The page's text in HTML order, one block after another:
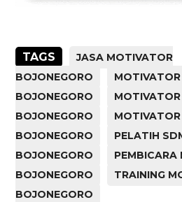
TAGS
JASA MOTIVATOR
BOJONEGORO
BOJONEGORO
BOJONEGORO
BOJONEGORO
PELATIH
BOJONEGORO
BOJONEGORO
TRAINING
BOJONEGORO